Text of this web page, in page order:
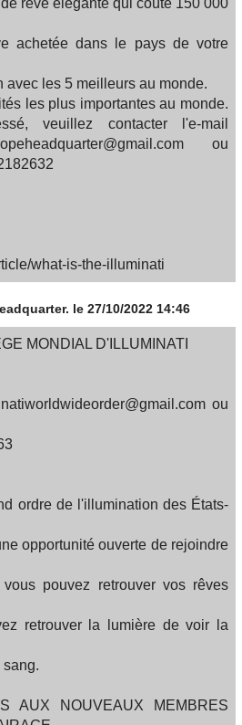
rêve élégante qui coûte 150 000
achetée dans le pays de votre
avec les 5 meilleurs au monde.
les plus importantes au monde.
veuillez contacter l'e-mail
ou
what-is-the-illuminati
le 27/10/2022 14:46
MONDIAL D'ILLUMINATI
ou
ordre de l'illumination des États-
opportunité ouverte de rejoindre
pouvez retrouver vos rêves
retrouver la lumière de voir la
AUX NOUVEAUX MEMBRES